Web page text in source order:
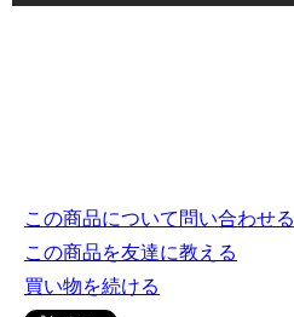
この商品について問い合わせる
この商品を友達に教える
買い物を続ける